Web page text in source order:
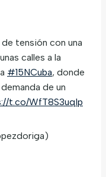
de tensión con una
calles a la
#15NCuba, donde
de un
t.co/WfT8S3uqIp